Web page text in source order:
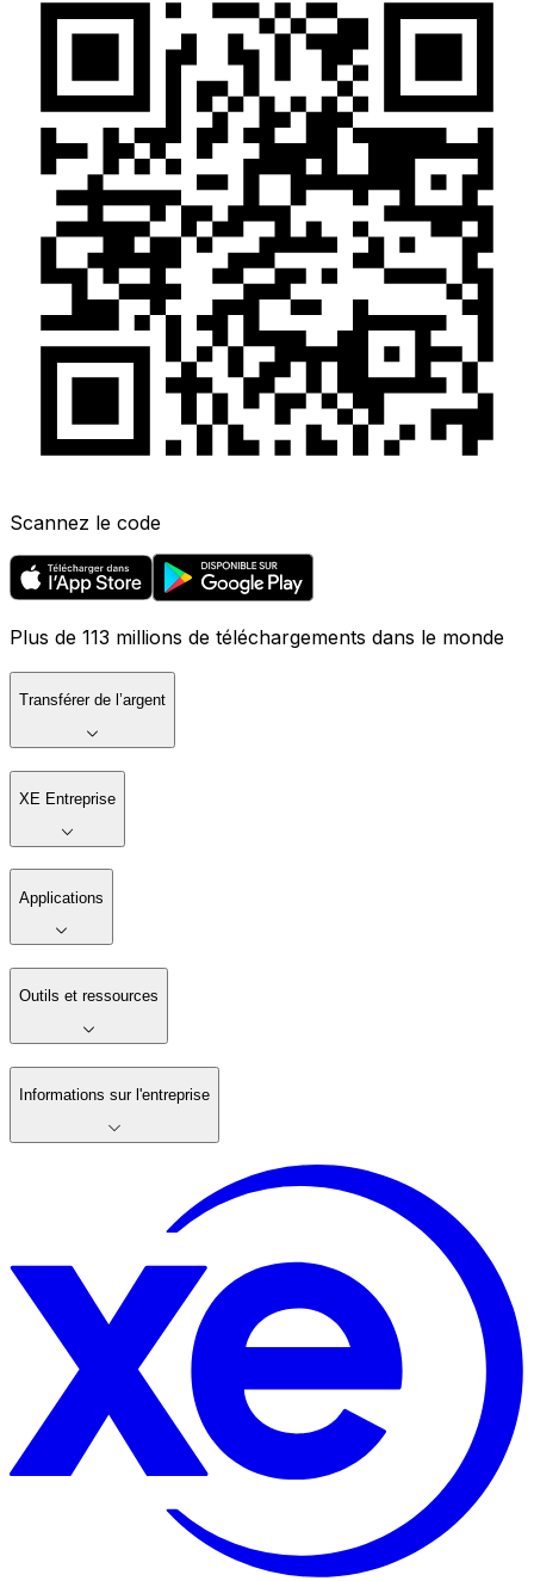
Scannez le code
Plus de 113 millions de téléchargements dans le monde
Transférer de l’argent
XE Entreprise
Applications
Outils et ressources
Informations sur l'entreprise